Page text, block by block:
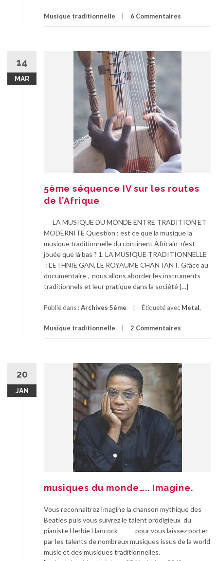
Musique traditionnelle 6 Commentaires
14
MAR
5ème séquence IV sur les routes
de l’Afrique
LA MUSIQUE DU MONDE ENTRE TRADITION ET
MODERNITE Question : est ce que la musique la
musique traditionnelle du continent Africain n’est
jouée que là bas ? 1. LA MUSIQUE TRADITIONNELLE
: L’ETHNIE GAN, LE ROYAUME CHANTANT. Grâce au
documentaire , nous allons aborder les instruments
traditionnels et leur pratique dans la société […]
Publié dans :Archives 5ème Étiqueté avec Metal,
Musique traditionnelle 2 Commentaires
20
JAN
musiques du monde….. Imagine.
Vous reconnaîtrez Imagine la chanson mythique des
Beatles puis vous suivrez le talent prodigieux du
pianiste Herbie Hancock pour vous laissez porter
par les talents de nombreux musiques issus de la world
music et des musiques traditionnelles.